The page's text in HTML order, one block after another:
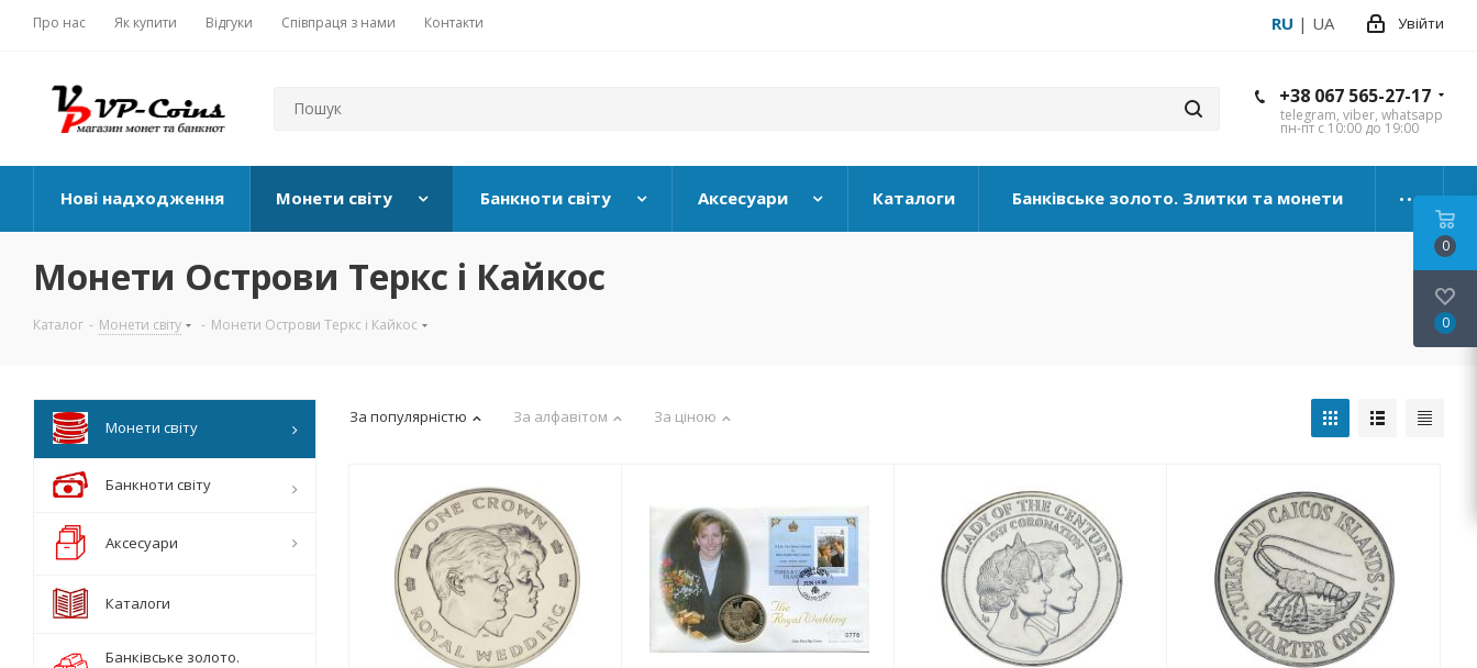
Про нас Як купити Відгуки Співпраця з нами Контакти Увійти
RU | UA
+38 067 565-27-17
telegram, viber, whatsapp
пн-пт с 10:00 до 19:00
Нові надходження Монети світу Банкноти світу Аксесуари Каталоги Банківське золото. Злитки та монети
Монети Острови Теркс і Кайкос
Каталог - Монети світу - Монети Острови Теркс і Кайкос
За популярністю За алфавітом За ціною
Монети світу
Банкноти світу
Аксесуари
Каталоги
Банківське золото.
0
0